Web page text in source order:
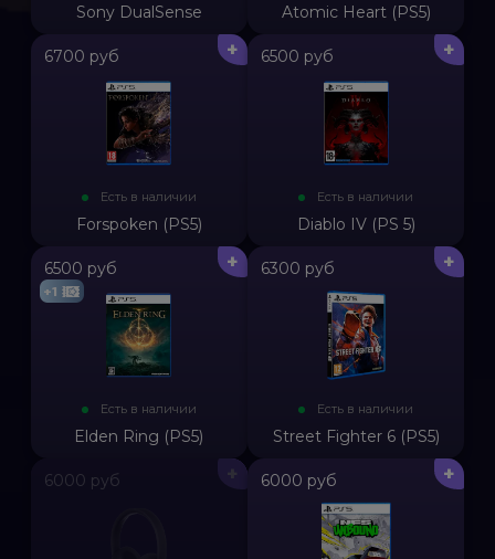
Sony DualSense Atomic Heart (PS5)
+
6700 руб
Есть в наличии
Forspoken (PS5)
+
6500 руб
Есть в наличии
Diablo IV (PS 5)
+
+1
6500 руб
Есть в наличии
Elden Ring (PS5)
+
6300 руб
Есть в наличии
Street Fighter 6 (PS5)
6000 руб +
6000 руб